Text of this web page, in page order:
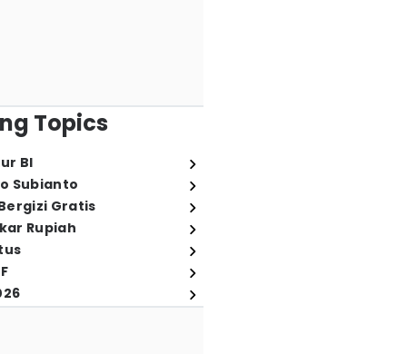
Topics
BI
Subianto
Gratis
Rupiah